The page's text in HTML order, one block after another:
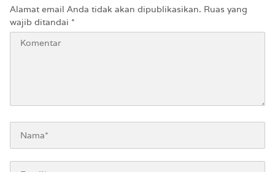
Alamat email Anda tidak akan dipublikasikan. Ruas yang
wajib ditandai *